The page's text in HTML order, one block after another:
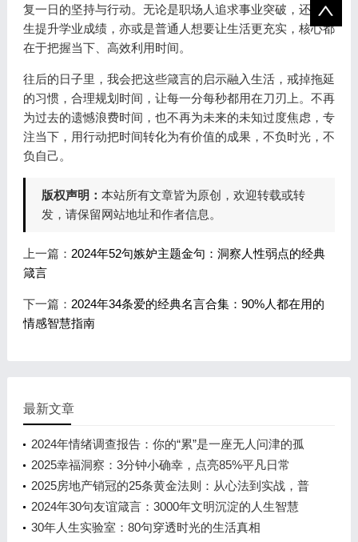
复一日的坚持与行动。无论是职场人追求事业突破，还是学
生提升学业成绩，亦或是普通人想要让生活更充实，核心都
在于把握当下、高效利用时间。
往后的日子里，我会把这些箴言的启示融入生活，戒掉拖延
的习惯，合理规划时间，让每一分每秒都用在刀刃上。不再
为过去的遗憾浪费时间，也不再为未来的未知过度焦虑，专
注当下，用行动把时间转化为有价值的成果，不负时光，不
负自己。
版权声明： 本站所有文章皆为原创，欢迎转载或转
发，请保留网站地址和作者信息。
上一篇： 2024年52句嫉妒主题金句：洞察人性弱点的经典
箴言
下一篇： 2024年34条爱的经典名言合集：90%人都在用的
情感智慧指南
最新文章
2024年情绪调查报告：你的“累”是一座无人问津的孤
岛
2025幸福洞察：3分钟小确幸，点亮85%平凡日常
2025房地产销冠的25条黄金法则：从心法到实战，普
通人也能掌握的成交密码
2024年30句友谊箴言：3000年文明沉淀的人生智慧
30年人生实验室：80句穿透时光的生活真相